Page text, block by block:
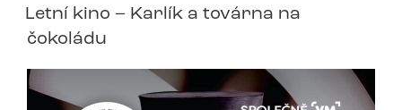
Letní kino – Karlík a továrna na
čokoládu